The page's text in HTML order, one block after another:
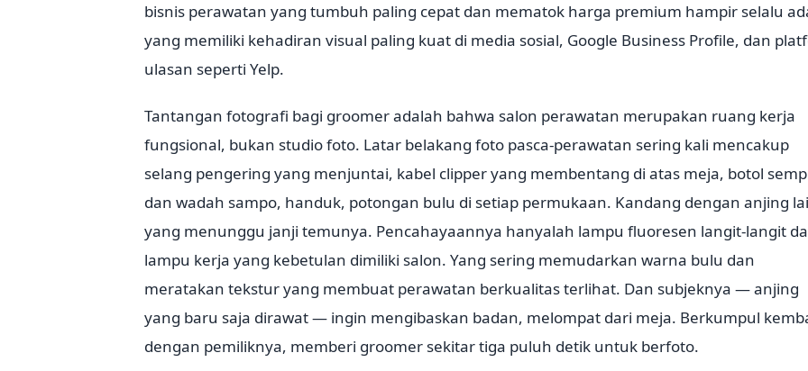
bisnis perawatan yang tumbuh paling cepat dan mematok harga premium hampir selalu
yang memiliki kehadiran visual paling kuat di media sosial, Google Business Profile, dan
ulasan seperti Yelp.
Tantangan fotografi bagi groomer adalah bahwa salon perawatan merupakan ruang kerja
fungsional, bukan studio foto. Latar belakang foto pasca-perawatan sering kali mencakup
selang pengering yang menjuntai, kabel clipper yang membentang di atas meja, botol
dan wadah sampo, handuk, potongan bulu di setiap permukaan. Kandang dengan anjing
yang menunggu janji temunya. Pencahayaannya hanyalah lampu fluoresen langit-langit
lampu kerja yang kebetulan dimiliki salon. Yang sering memudarkan warna bulu dan
meratakan tekstur yang membuat perawatan berkualitas terlihat. Dan subjeknya — anjing
yang baru saja dirawat — ingin mengibaskan badan, melompat dari meja. Berkumpul
dengan pemiliknya, memberi groomer sekitar tiga puluh detik untuk berfoto.